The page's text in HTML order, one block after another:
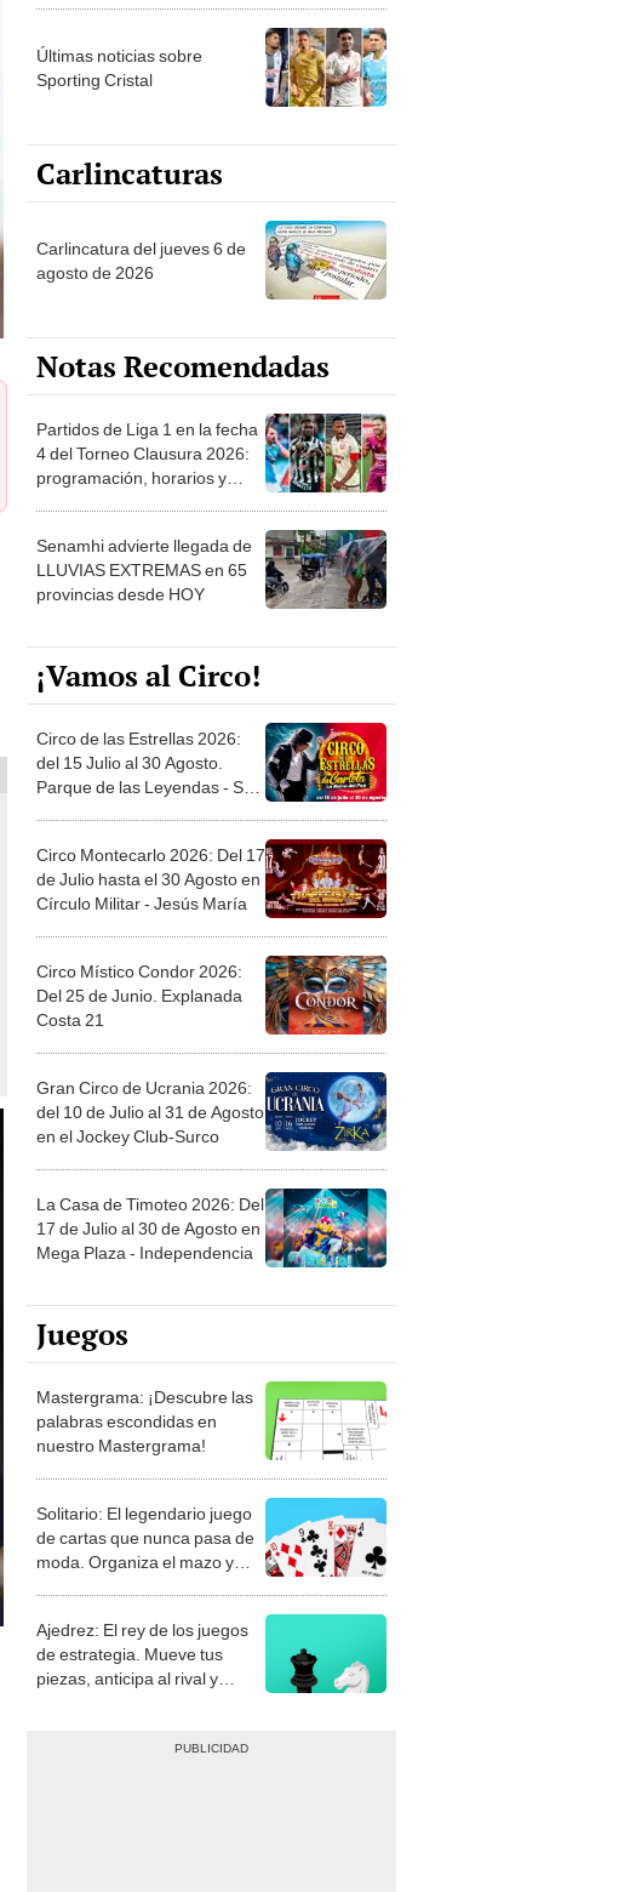
Últimas noticias sobre
Sporting Cristal
Carlincaturas
Carlincatura del jueves 6 de
agosto de 2026
Notas Recomendadas
Partidos de Liga 1 en la fecha
4 del Torneo Clausura 2026:
programación, horarios y
Senamhi advierte llegada de
LLUVIAS EXTREMAS en 65
provincias desde HOY
¡Vamos al Circo!
Circo de las Estrellas 2026:
del 15 Julio al 30 Agosto.
Parque de las Leyendas - San
Circo Montecarlo 2026: Del 17
de Julio hasta el 30 Agosto en
Círculo Militar - Jesús María
Circo Místico Condor 2026:
Del 25 de Junio. Explanada
Costa 21
Gran Circo de Ucrania 2026:
del 10 de Julio al 31 de Agosto
en el Jockey Club-Surco
La Casa de Timoteo 2026: Del
17 de Julio al 30 de Agosto en
Mega Plaza - Independencia
Juegos
Mastergrama: ¡Descubre las
palabras escondidas en
nuestro Mastergrama!
Solitario: El legendario juego
de cartas que nunca pasa de
moda. Organiza el mazo y
Ajedrez: El rey de los juegos
de estrategia. Mueve tus
piezas, anticipa al rival y